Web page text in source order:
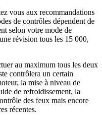
vous aux recommandations
de contrôles dépendent de
selon votre mode de
révision tous les 15 000,
au maximum tous les deux
contrôlera un certain
la mise à niveau de
de refroidissement, la
des feux mais encore
récentes.